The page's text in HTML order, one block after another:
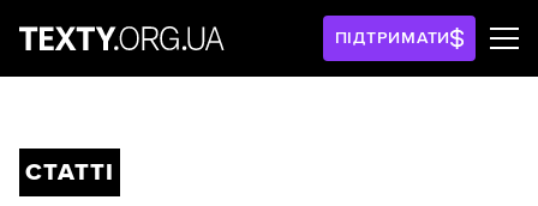
ПІДТРИМАТИ
СТАТТІ